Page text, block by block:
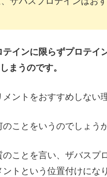
インに限らずプロテイ
まうのです。
ントをおすすめしない
ことをいうのでしょう
ことを言い、ザバスプ
トという位置付けにな